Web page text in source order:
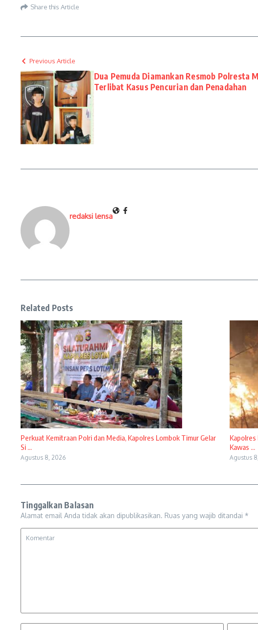
Share this Article
Previous Article
Dua Pemuda Diamankan Resmob Polresta
Terlibat Kasus Pencurian dan Penadahan
redaksi lensa
Related Posts
Perkuat Kemitraan Polri dan Media, Kapolres Lombok Timur Gelar
Si ...
Agustus 8, 2026
Kawas ...
Agustus
Tinggalkan Balasan
Alamat email Anda tidak akan dipublikasikan. Ruas yang wajib ditandai *